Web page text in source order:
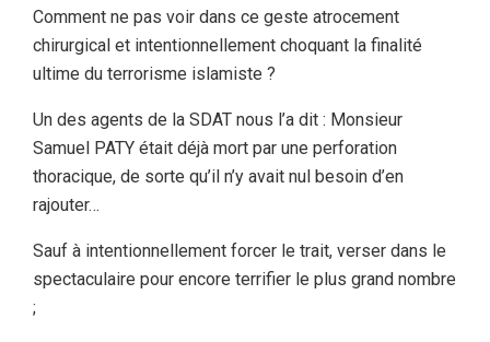
Comment ne pas voir dans ce geste atrocement
chirurgical et intentionnellement choquant la finalité
ultime du terrorisme islamiste ?
Un des agents de la SDAT nous l’a dit : Monsieur
Samuel PATY était déjà mort par une perforation
thoracique, de sorte qu’il n’y avait nul besoin d’en
rajouter…
Sauf à intentionnellement forcer le trait, verser dans le
spectaculaire pour encore terrifier le plus grand nombre
;